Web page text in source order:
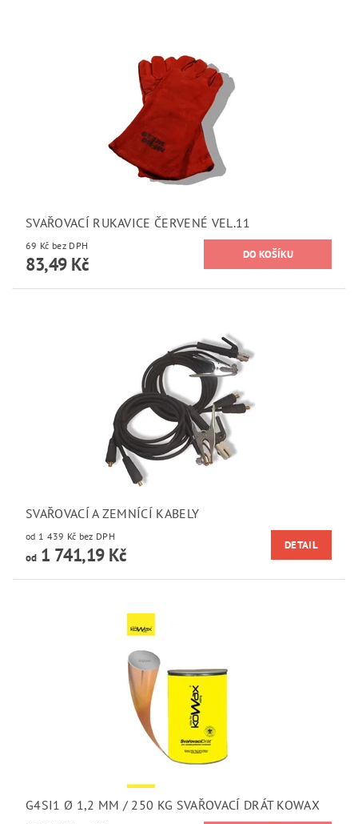
SVAŘOVACÍ RUKAVICE ČERVENÉ VEL.11
69 Kč bez DPH
83,49 Kč
SVAŘOVACÍ A ZEMNÍCÍ KABELY
od 1 439 Kč bez DPH
od1 741,19 Kč DETAIL
G4SI1 Ø 1,2 MM / 250 KG SVAŘOVACÍ DRÁT KOWAX